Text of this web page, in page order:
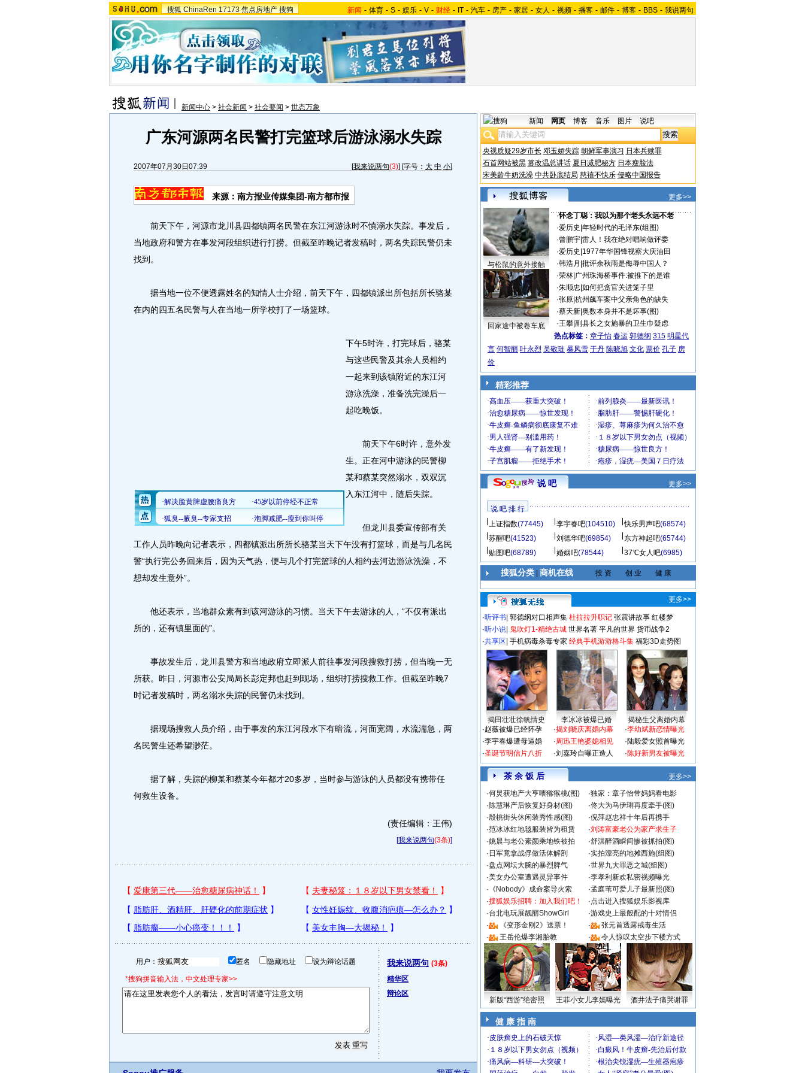
搜狐 ChinaRen 17173 焦点房地产 搜狗 新闻 - 体育 - S - 娱乐 - V - 财经 - IT - 汽车 - 房产 - 家居 - 女人 - 视频 - 播客 - 邮件 - 博客 - BBS - 我说两句
新闻中心 > 社会新闻 > 社会要闻 > 世态万象
广东河源两名民警打完篮球后游泳溺水失踪
2007年07月30日07:39 [我来说两句(3)] [字号： 大 中 小]
来源：南方报业传媒集团-南方都市报
前天下午，河源市龙川县四都镇两名民警在东江河游泳时不慎溺水失踪。事发后，
当地政府和警方在事发河段组织进行打捞。但截至昨晚记者发稿时，两名失踪民警仍未
找到。
据当地一位不便透露姓名的知情人士介绍，前天下午，四都镇派出所包括所长骆某
在内的四五名民警与人在当地一所学校打了一场篮球。
下午5时许，打完球后，骆某
与这些民警及其余人员相约
一起来到该镇附近的东江河
游泳洗澡，准备洗完澡后一
起吃晚饭。
前天下午6时许，意外发
生。正在河中游泳的民警柳
某和蔡某突然溺水，双双沉
入东江河中，随后失踪。
但龙川县委宣传部有关
工作人员昨晚向记者表示，四都镇派出所所长骆某当天下午没有打篮球，而是与几名民
警“执行完公务回来后，因为天气热，便与几个打完篮球的人相约去河边游泳洗澡，不
想却发生意外”。
他还表示，当地群众素有到该河游泳的习惯。当天下午去游泳的人，“不仅有派出
所的，还有镇里面的”。
事故发生后，龙川县警方和当地政府立即派人前往事发河段搜救打捞，但当晚一无
所获。昨日，河源市公安局局长彭定邦也赶到现场，组织打捞搜救工作。但截至昨晚7
时记者发稿时，两名溺水失踪的民警仍未找到。
据现场搜救人员介绍，由于事发的东江河段水下有暗流，河面宽阔，水流湍急，两
名民警生还希望渺茫。
据了解，失踪的柳某和蔡某今年都才20多岁，当时参与游泳的人员都没有携带任
何救生设备。
(责任编辑：王伟)
[我来说两句(3条)]
用户： 匿名 隐藏地址 设为辩论话题
*搜狗拼音输入法，中文处理专家>>
我来说两句 (3条)
精华区
辩论区
新闻 网页 博客 音乐 图片 说吧
央视质疑29岁市长 邓玉娇失踪 朝鲜军事演习 日本兵赎罪
石首网站被黑 篡改温总讲话 夏日减肥秘方 日本瘦脸法
宋美龄牛奶洗澡 中共卧底结局 慈禧不快乐 侵略中国报告
更多>>
与松鼠的意外接触
回家途中被卷车底
·怀念丁聪：我以为那个老头永远不老
·爱历史 年轻时代的毛泽东(组图)
·曾鹏宇| 雷人！我在绝对唱响做评委
·爱历史 1977年华国锋视察大庆油田
·韩浩月 批评余秋雨是侮辱中国人？
·荣林| 广州珠海桥事件:被推下的是谁
·朱顺忠 如何把贪官关进笼子里
·张原| 杭州飙车案中父亲角色的缺失
·蔡天新| 奥数本身并不是坏事(图)
·王攀| 副县长之女施暴的卫生巾疑虑
热点标签： 章子怡 春运 郭德纲 315 明星代
言 何智丽 叶永烈 吴敬琏 暴风雪 于丹 陈晓旭 文化 票价 孔子 房
价
精彩推荐
说 吧 更多>>
说 吧 排 行
上证指数(77445) 李宇春吧(104510) 快乐男声吧(68574)
苏醒吧(41523) 刘德华吧(69854) 东方神起吧(65744)
贴图吧(68789) 婚姻吧(78544) 37℃女人吧(6985)
搜狐分类| 商机在线 投 资 创 业 健 康
更多>>
·听评书 郭德纲对口相声集 杜拉拉升职记 张震讲故事 红楼梦
·听小说 鬼吹灯1-精绝古城 世界名著 平凡的世界 货币战争2
·共享区 手机病毒杀毒专家 经典手机游游格斗集 福彩3D走势图
揭田壮壮徐帆情史 李冰冰被爆已婚
揭秘生父离婚内幕
·赵薇被爆已经怀孕
·李宇春爆遭母逼婚
·圣诞节明信片八折
·揭刘晓庆离婚内幕
·周迅王艳婆媳相见
·刘嘉玲自曝正造人
·李幼斌新恋情曝光
·陆毅爱女照首曝光
·陈好新男友被曝光
茶 余 饭 后
更多>>
·何炅获地产大亨喂猕猴桃(图) ·独家：章子怡带妈妈看电影
·陈慧琳产后恢复好身材(图) ·佟大为马伊琍再度牵手(图)
·殷桃街头休闲装秀性感(图) ·倪萍赵忠祥十年后再携手
·范冰冰红地毯服装皆为租赁 ·刘涛富豪老公为家产求生子
·姚晨与老公素颜乘地铁被拍 ·舒淇醉酒瞬间惨被抓拍(图)
· 日军竟拿战俘做活体解剖 ·实拍漂亮的地摊西施(组图)
·盘点网坛大腕的暴烈脾气 ·世界九大罪恶之城(组图)
·美女办公室遭遇灵异事件 ·李孝利新欢私密视频曝光
· 《Nobody》成命案导火索 ·孟庭苇可爱儿子最新照(图)
·搜狐娱乐招聘：加入我们吧！ ·点击进入搜狐娱乐影视库
·台北电玩展靓丽ShowGirl ·游戏史上最般配的十对情侣
·
《变形金刚2》送票！ ·
张元首透露戒毒生活
·
王岳伦爆李湘胎教 · 令人惊叹太空步下楼方式
新版“西游”绝密照 王菲小女儿李嫣曝光 酒井法子痛哭谢罪
健 康 指 南